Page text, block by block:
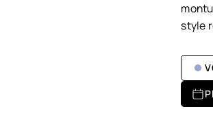
style